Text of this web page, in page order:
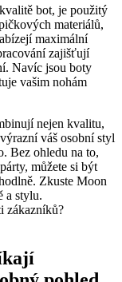
bot,‍ je použitý
materiálů,
maximální
zajišťují
Navíc jsou boty
vašim nohám
nejen kvalitu,
váš⁢ osobní ‍styl
Bez⁢ ohledu​ na to,
můžete ‌si být
Zkuste Moon
a​ stylu.